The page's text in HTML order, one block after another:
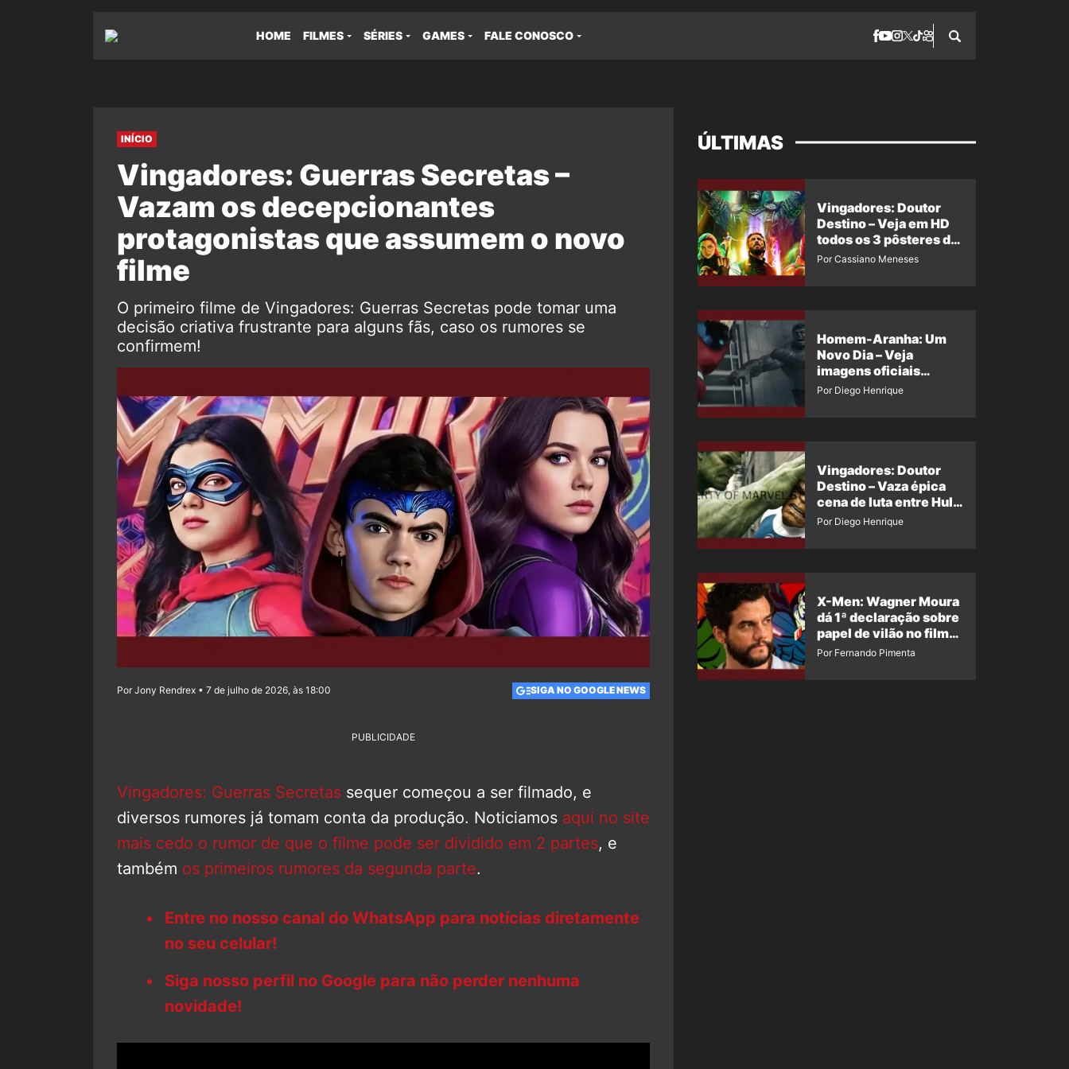
HOME FILMES SÉRIES GAMES FALE CONOSCO
INÍCIO
Vingadores: Guerras Secretas –
Vazam os decepcionantes
protagonistas que assumem o novo
filme
O primeiro filme de Vingadores: Guerras Secretas pode tomar uma
decisão criativa frustrante para alguns fãs, caso os rumores se
confirmem!
Por Jony Rendrex • 7 de julho de 2026, às 18:00 SIGA NO GOOGLE NEWS
PUBLICIDADE
Vingadores: Guerras Secretas sequer começou a ser filmado, e
diversos rumores já tomam conta da produção. Noticiamos aqui no site
mais cedo o rumor de que o filme pode ser dividido em 2 partes, e
também os primeiros rumores da segunda parte.
Entre no nosso canal do WhatsApp para notícias diretamente
no seu celular!
Siga nosso perfil no Google para não perder nenhuma
novidade!
ÚLTIMAS
Vingadores: Doutor
Destino – Veja em HD
todos os 3 pôsteres de
‘Doomsday’ + 1 imagem
Por Cassiano Meneses
Homem-Aranha: Um
Novo Dia – Veja
imagens oficiais
descartadas do Hulk
Por Diego Henrique
Vingadores: Doutor
Destino – Vaza épica
cena de luta entre Hulk
e o Coisa
Por Diego Henrique
X-Men: Wagner Moura
dá 1ª declaração sobre
papel de vilão no filme
da Marvel
Por Fernando Pimenta